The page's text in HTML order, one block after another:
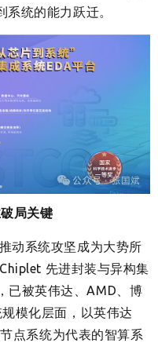
统的能力跃迁。
局关键
动系统攻坚成为大势所
先进封装与异构集
已被英伟达、AMD、博
模化层面，以英伟达
点系统为代表的智算系